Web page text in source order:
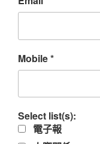
Mobile*
Select list(s):
電子報